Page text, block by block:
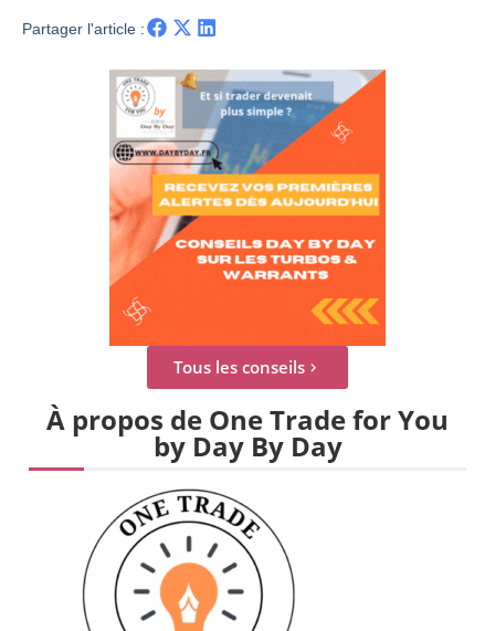
Partager l'article :
Tous les conseils
À propos de One Trade for You
by Day By Day